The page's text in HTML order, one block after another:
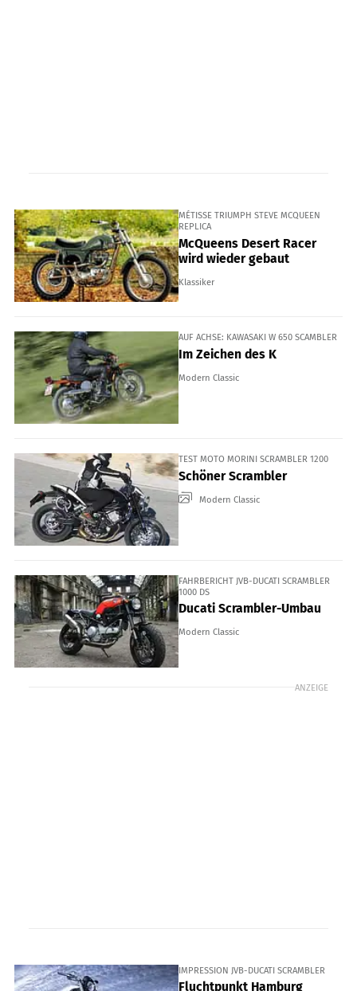
MÉTISSE TRIUMPH STEVE MCQUEEN
REPLICA
McQueens Desert Racer
wird wieder gebaut
Klassiker
AUF ACHSE: KAWASAKI W 650 SCAMBLER
Im Zeichen des K
Modern Classic
TEST MOTO MORINI SCRAMBLER 1200
Schöner Scrambler
Modern Classic
FAHRBERICHT JVB-DUCATI SCRAMBLER
1000 DS
Ducati Scrambler-Umbau
Modern Classic
ANZEIGE
IMPRESSION JVB-DUCATI SCRAMBLER
Fluchtpunkt Hamburg